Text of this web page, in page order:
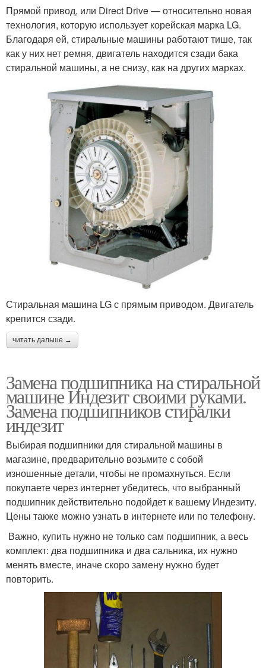
Прямой привод, или Direct Drive — относительно новая
технология, которую использует корейская марка LG.
Благодаря ей, стиральные машины работают тише, так
как у них нет ремня, двигатель находится сзади бака
стиральной машины, а не снизу, как на других марках.
Стиральная машина LG с прямым приводом. Двигатель
крепится сзади.
читать дальше →
Замена подшипника на стиральной
машине Индезит своими руками.
Замена подшипников стиралки
индезит
Выбирая подшипники для стиральной машины в
магазине, предварительно возьмите с собой
изношенные детали, чтобы не промахнуться. Если
покупаете через интернет убедитесь, что выбранный
подшипник действительно подойдет к вашему Индезиту.
Цены также можно узнать в интернете или по телефону.
Важно, купить нужно не только сам подшипник, а весь
комплект: два подшипника и два сальника, их нужно
менять вместе, иначе скоро замену нужно будет
повторить.